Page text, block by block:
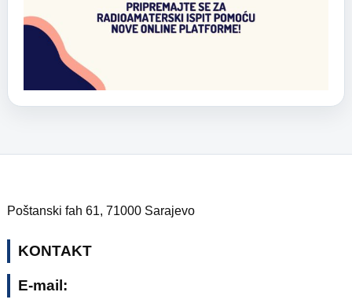
Poštanski fah 61, 71000 Sarajevo
KONTAKT
E-mail: